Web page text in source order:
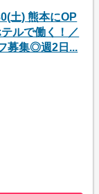
土) 熊本にOP
ルで働く！／
募集◎週2日...